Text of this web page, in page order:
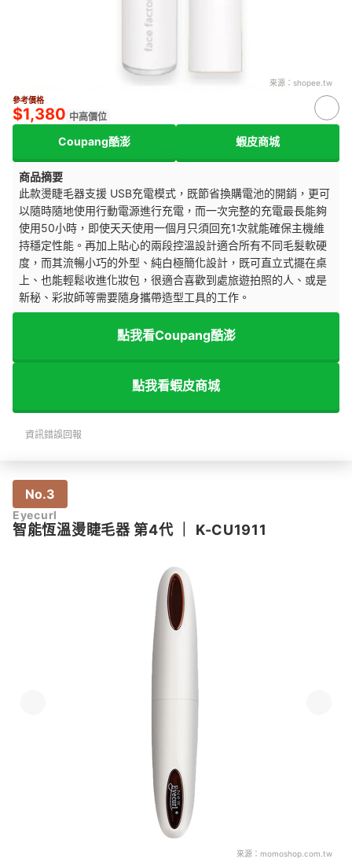
來源： shopee.tw
參考價格
$1,380 中高價位
Coupang酷澎 蝦皮商城
商品摘要
此款燙睫毛器支援 USB充電模式，既節省換購電池的開銷，更可
以隨時隨地使用行動電源進行充電，而一次完整的充電最長能夠
使用50小時，即使天天使用一個月只須回充1次就能確保主機維
持穩定性能。再加上貼心的兩段控溫設計適合所有不同毛髮軟硬
度，而其流暢小巧的外型、純白極簡化設計，既可直立式擺在桌
上、也能輕鬆收進化妝包，很適合喜歡到處旅遊拍照的人、或是
新秘、彩妝師等需要隨身攜帶造型工具的工作。
點我看Coupang酷澎
點我看蝦皮商城
資訊錯誤回報
No.3
Eyecurl
智能恆溫燙睫毛器 第4代｜ K-CU1911
來源： momoshop.com.tw